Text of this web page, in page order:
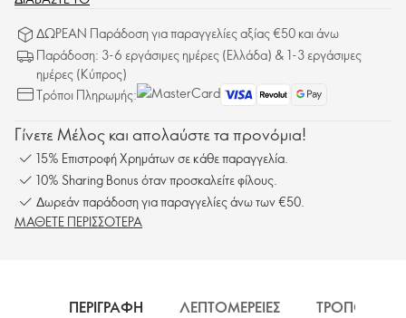
ΔΩΡΕΑΝ Παράδοση για παραγγελίες αξίας €50 και άνω
Παράδοση: 3-6 εργάσιμες ημέρες (Ελλάδα) & 1-3 εργάσιμες
ημέρες (Κύπρος)
Τρόποι Πληρωμής:
Γίνετε Μέλος και απολαύστε τα προνόμια!
15% Επιστροφή Χρημάτων σε κάθε παραγγελία.
10% Sharing Bonus όταν προσκαλείτε φίλους.
Δωρεάν παράδοση για παραγγελίες άνω των €50.
ΜΑΘΕΤΕ ΠΕΡΙΣΣΟΤΕΡΑ
ΠΕΡΙΓΡΑΦΗ ΛΕΠΤΟΜΕΡΕΙΕΣ ΤΡΟΠΟΣ